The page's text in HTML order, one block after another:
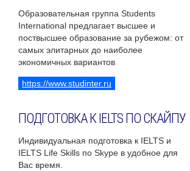
Образовательная группа Students
International предлагает высшее и
поствысшее образование за рубежом: от
самых элитарных до наиболее
экономичных вариантов
https://www.studinter.ru
ПОДГОТОВКА К IELTS ПО СКАЙПУ
Индивидуальная подготовка к IELTS и
IELTS Life Skills по Skype в удобное для
Вас время.